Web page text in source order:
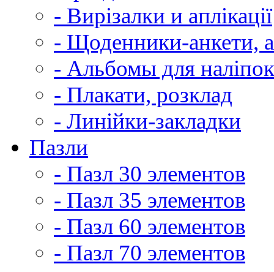
- Вирізалки и аплікації
- Щоденники-анкети,
- Альбомы для наліпок
- Плакати, розклад
- Линійки-закладки
Пазли
- Пазл 30 элементов
- Пазл 35 элементов
- Пазл 60 элементов
- Пазл 70 элементов